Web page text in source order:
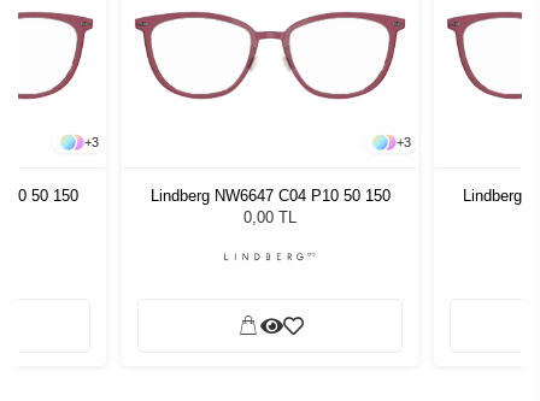
+3
50 150
+3
Lindberg NW6647 C04 P10 50 150
0,00 TL
Lindberg